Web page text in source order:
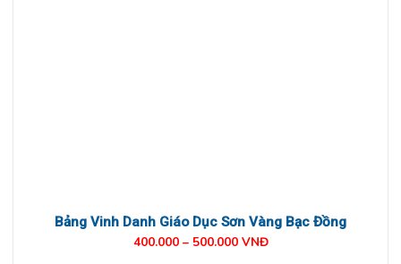
Bảng Vinh Danh Giáo Dục Sơn Vàng Bạc Đồng
400.000 – 500.000 VNĐ